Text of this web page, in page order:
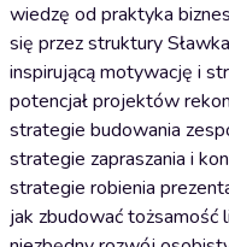
wiedzę od praktyka
się przez struktury
inspirującą motywację i
potencjał projektów
strategie budowania
strategie zapraszania i
strategie robienia
jak zbudować tożsamość